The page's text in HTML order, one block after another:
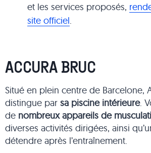
et les services proposés,
site officiel.
ACCURA BRUC
Situé en plein centre de Barcelone,
distingue par sa piscine intérieure.
de nombreux appareils de
diverses activités dirigées, ainsi
détendre après l’entraînement.